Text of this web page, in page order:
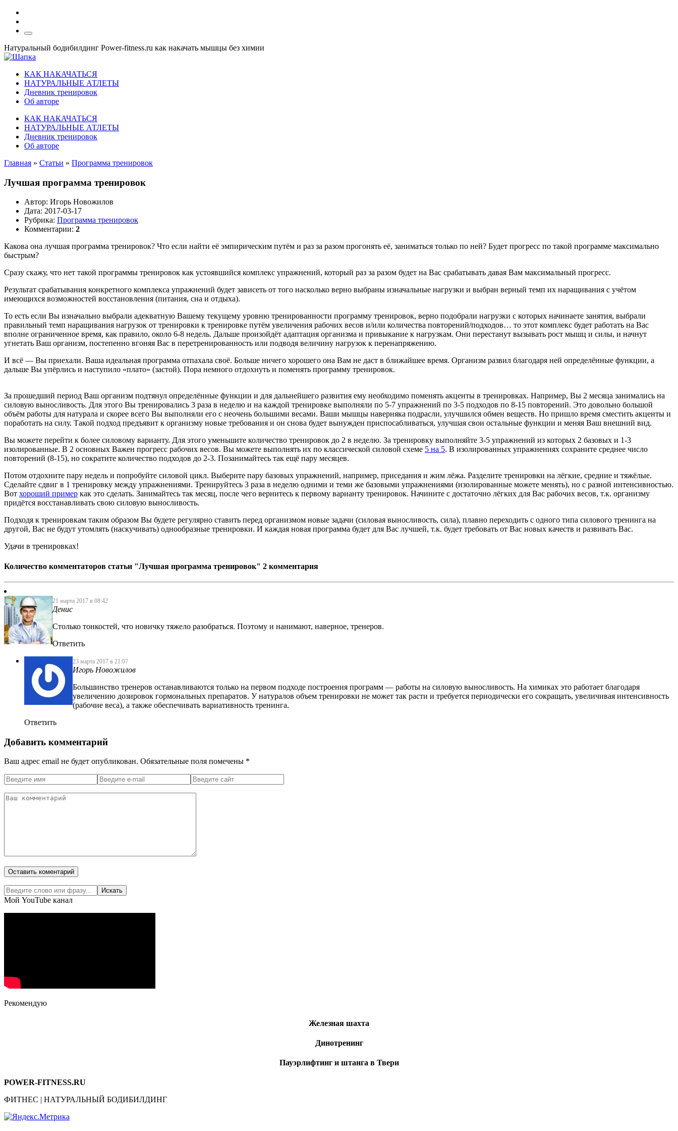
Натуральный бодибилдинг Power-fitness.ru как накачать мышцы без химии
КАК НАКАЧАТЬСЯ
НАТУРАЛЬНЫЕ АТЛЕТЫ
Дневник тренировок
Об авторе
КАК НАКАЧАТЬСЯ
НАТУРАЛЬНЫЕ АТЛЕТЫ
Дневник тренировок
Об авторе
Главная » Статьи » Программа тренировок
Лучшая программа тренировок
Автор: Игорь Новожилов
Дата: 2017-03-17
Рубрика: Программа тренировок
Комментарии: 2
Какова она лучшая программа тренировок? Что если найти её эмпирическим путём и раз за разом прогонять её, заниматься только по ней? Будет прогресс по такой программе максимально
быстрым?
Сразу скажу, что нет такой программы тренировок как устоявшийся комплекс упражнений, который раз за разом будет на Вас срабатывать давая Вам максимальный прогресс.
Результат срабатывания конкретного комплекса упражнений будет зависеть от того насколько верно выбраны изначальные нагрузки и выбран верный темп их наращивания с учётом
имеющихся возможностей восстановления (питания, сна и отдыха).
То есть если Вы изначально выбрали адекватную Вашему текущему уровню тренированности программу тренировок, верно подобрали нагрузки с которых начинаете занятия, выбрали
правильный темп наращивания нагрузок от тренировки к тренировке путём увеличения рабочих весов и/или количества повторений/подходов… то этот комплекс будет работать на Вас
вполне ограниченное время, как правило, около 6-8 недель. Дальше произойдёт адаптация организма и привыкание к нагрузкам. Они перестанут вызывать рост мышц и силы, и начнут
угнетать Ваш организм, постепенно вгоняя Вас в перетренированность или подводя величину нагрузок к перенапряжению.
И всё — Вы приехали. Ваша идеальная программа отпахала своё. Больше ничего хорошего она Вам не даст в ближайшее время. Организм развил благодаря ней определённые функции, а
дальше Вы упёрлись и наступило «плато» (застой). Пора немного отдохнуть и поменять программу тренировок.
За прошедший период Ваш организм подтянул определённые функции и для дальнейшего развития ему необходимо поменять акценты в тренировках. Например, Вы 2 месяца занимались на
силовую выносливость. Для этого Вы тренировались 3 раза в неделю и на каждой тренировке выполняли по 5-7 упражнений по 3-5 подходов по 8-15 повторений. Это довольно большой
объём работы для натурала и скорее всего Вы выполняли его с неочень большими весами. Ваши мышцы наверняка подрасли, улучшился обмен веществ. Но пришло время сместить акценты и
поработать на силу. Такой подход предъявит к организму новые требования и он снова будет вынужден приспосабливаться, улучшая свои остальные функции и меняя Ваш внешний вид.
Вы можете перейти к более силовому варианту. Для этого уменьшите количество тренировок до 2 в неделю. За тренировку выполняйте 3-5 упражнений из которых 2 базовых и 1-3
изолированные. В 2 основных Важен прогресс рабочих весов. Вы можете выполнять их по классической силовой схеме 5 на 5. В изолированных упражнениях сохраните среднее число
повторений (8-15), но сократите количество подходов до 2-3. Позанимайтесь так ещё пару месяцев.
Потом отдохните пару недель и попробуйте силовой цикл. Выберите пару базовых упражнений, например, приседания и жим лёжа. Разделите тренировки на лёгкие, средние и тяжёлые.
Сделайте сдвиг в 1 тренировку между упражнениями. Тренируйтесь 3 раза в неделю одними и теми же базовыми упражнениями (изолированные можете менять), но с разной интенсивностью.
Вот хороший пример как это сделать. Занимайтесь так месяц, после чего вернитесь к первому варианту тренировок. Начините с достаточно лёгких для Вас рабочих весов, т.к. организму
придётся восстанавливать свою силовую выносливость.
Подходя к тренировкам таким образом Вы будете регулярно ставить перед организмом новые задачи (силовая выносливость, сила), плавно переходить с одного типа силового тренинга на
другой, Вас не будут утомлять (наскучивать) однообразные тренировки. И каждая новая программа будет для Вас лучшей, т.к. будет требовать от Вас новых качеств и развивать Вас.
Удачи в тренировках!
Количество комментаторов статьи "Лучшая программа тренировок" 2 комментария
21 марта 2017 в 08:42
Денис
Столько тонкостей, что новичку тяжело разобраться. Поэтому и нанимают, наверное, тренеров.
Ответить
23 марта 2017 в 21:07
Игорь Новожилов
Большинство тренеров останавливаются только на первом подходе построения программ — работы на силовую выносливость. На химиках это работает благодаря
увеличению дозировок гормональных препаратов. У натуралов объем тренировки не может так расти и требуется периодически его сокращать, увеличивая интенсивность
(рабочие веса), а также обеспечивать вариативность тренинга.
Ответить
Добавить комментарий
Ваш адрес email не будет опубликован. Обязательные поля помечены *
Мой YouTube канал
Рекомендую
Железная шахта
Динотренинг
Пауэрлифтинг и штанга в Твери
POWER-FITNESS.RU
ФИТНЕС | НАТУРАЛЬНЫЙ БОДИБИЛДИНГ